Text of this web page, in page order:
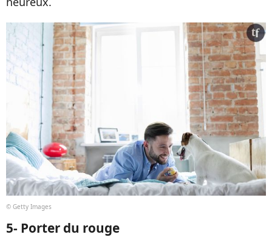
© Getty Images
5- Porter du rouge